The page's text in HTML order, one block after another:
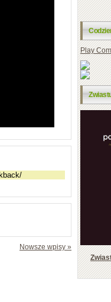
Nowsze wpisy »
Play